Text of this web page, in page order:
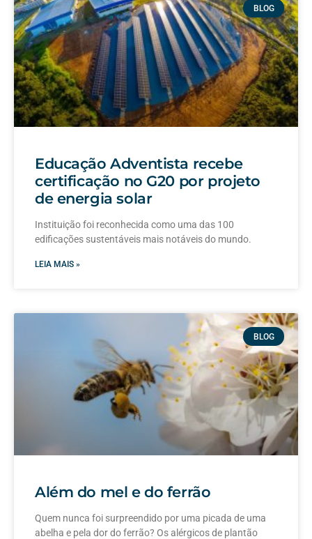
BLOG
Educação Adventista recebe
certificação no G20 por projeto
de energia solar
Instituição foi reconhecida como uma das 100
edificações sustentáveis mais notáveis do mundo.
LEIA MAIS »
BLOG
Além do mel e do ferrão
Quem nunca foi surpreendido por uma picada de uma
abelha e pela dor do ferrão? Os alérgicos de plantão